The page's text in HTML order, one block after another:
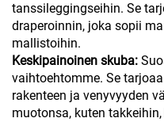
tanssileggingseihin. Se
draperoinnin, joka sopii
mallistoihin.
Keskipainoinen skuba:
vaihtoehtomme. Se
rakenteen ja venyvyyden
muotonsa, kuten